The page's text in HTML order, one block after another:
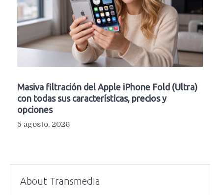
Masiva filtración del Apple iPhone Fold (Ultra)
con todas sus características, precios y
opciones
5 agosto, 2026
About Transmedia